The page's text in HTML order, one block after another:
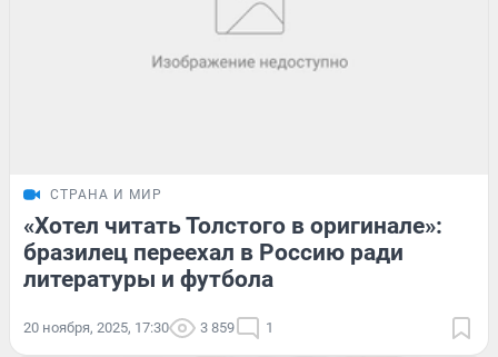
СТРАНА И МИР
«Хотел читать Толстого в оригинале»:
бразилец переехал в Россию ради
литературы и футбола
20 ноября, 2025, 17:30 3 859 1